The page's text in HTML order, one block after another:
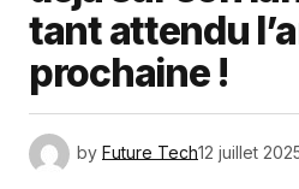
tant attendu
prochaine !
by Future Tech12 juillet